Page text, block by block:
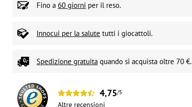
Fino a 60 giorni per il reso.
Innocui per la salute tutti i giocattoli.
Spedizione gratuita quando si acquista oltre 70 €.
4,75/5
Altre recensioni